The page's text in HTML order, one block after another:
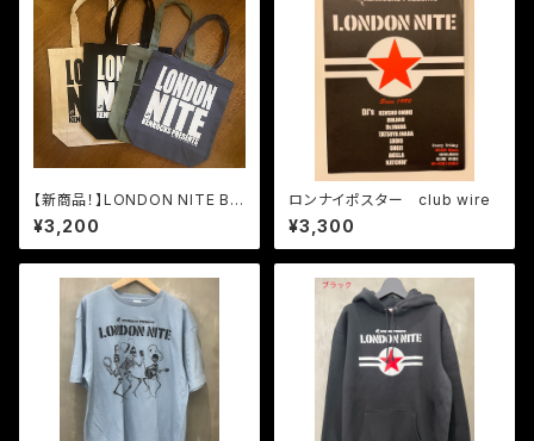
【新商品！】LONDON NITE BI
G LOGO トートバッグ Mサイズ
¥3,200
ロンナイポスター club wire
¥3,300